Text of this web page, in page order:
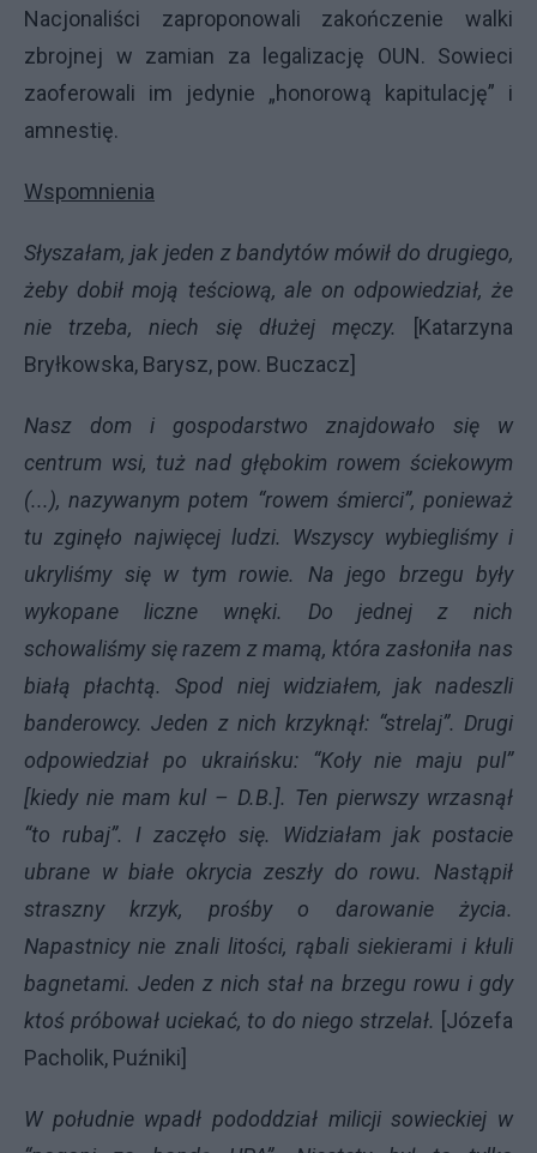
Nacjonaliści zaproponowali zakończenie walki
zbrojnej w zamian za legalizację OUN. Sowieci
zaoferowali im jedynie „honorową kapitulację” i
amnestię.
Wspomnienia
Słyszałam, jak jeden z bandytów mówił do drugiego,
żeby dobił moją teściową, ale on odpowiedział, że
nie trzeba, niech się dłużej męczy.
[Katarzyna
Bryłkowska, Barysz, pow. Buczacz]
Nasz dom i gospodarstwo znajdowało się w
centrum wsi, tuż nad głębokim rowem ściekowym
(...), nazywanym potem “rowem śmierci”, ponieważ
tu zginęło najwięcej ludzi. Wszyscy wybiegliśmy i
ukryliśmy się w tym rowie. Na jego brzegu były
wykopane liczne wnęki. Do jednej z nich
schowaliśmy się razem z mamą, która zasłoniła nas
białą płachtą. Spod niej widziałem, jak nadeszli
banderowcy. Jeden z nich krzyknął: “strelaj”. Drugi
odpowiedział po ukraińsku: “Koły nie maju pul”
[kiedy nie mam kul – D.B.]. Ten pierwszy wrzasnął
“to rubaj”. I zaczęło się. Widziałam jak postacie
ubrane w białe okrycia zeszły do rowu. Nastąpił
straszny krzyk, prośby o darowanie życia.
Napastnicy nie znali litości, rąbali siekierami i kłuli
bagnetami. Jeden z nich stał na brzegu rowu i gdy
ktoś próbował uciekać, to do niego strzelał.
[Józefa
Pacholik, Puźniki]
W południe wpadł pododdział milicji sowieckiej w